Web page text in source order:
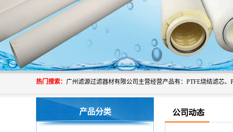
热门搜索：
产品分类 公司动态